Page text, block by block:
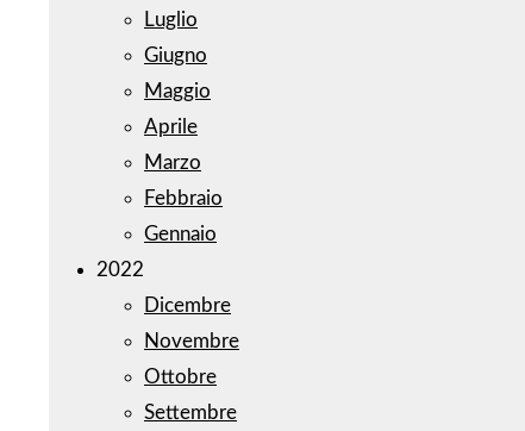
Luglio
Giugno
Maggio
Aprile
Marzo
Febbraio
Gennaio
2022
Dicembre
Novembre
Ottobre
Settembre